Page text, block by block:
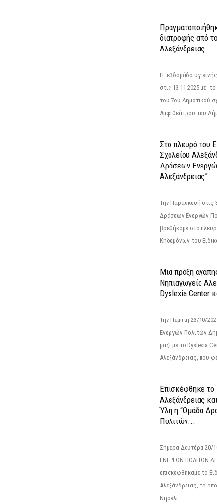
διατροφής από
Αλεξάνδρειας
Η εβδομάδα
στις 13-11-2025 με
του 7ου Δημοτικού
Αμφιθεάτρου του
Στο πλευρό του
Σχολείου
Δράσεων
Αλεξάνδρειας”
Την Παρασκευή
Δράσεων Ενεργών
βρεθήκαμε στο
Κηδεμόνων του
Μια πράξη
Νηπιαγωγείο
Dyslexia Center
Την Πέμπτη 23/10/
Ενεργών Πολιτών
μαζί με το Dyslexia
Αλεξάνδρειας, που
Επισκέφθηκε το
Αλεξάνδρειας
Ύλη η “Ομάδα
Πολιτών...
Σήμερα Δευτέρα
ΕΝΕΡΓΩΝ ΠΟΛΙΤΩΝ
επισκεφθήκαμε το
Αλεξάνδρειας, το
Νησέλι.